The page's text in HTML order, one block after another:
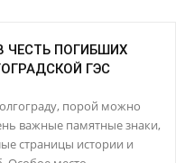
ЧЕСТЬ ПОГИБШИХ
ГЭС
важные памятные знаки,
страницы истории и